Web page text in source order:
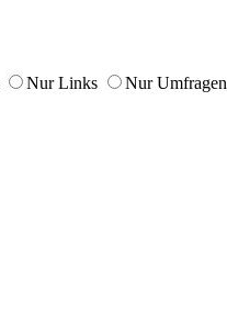
Nur Links Nur Umfragen